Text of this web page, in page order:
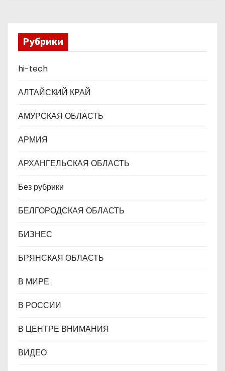
а
п
и
с
я
м
Рубрики
hi-tech
АЛТАЙСКИЙ КРАЙ
АМУРСКАЯ ОБЛАСТЬ
АРМИЯ
АРХАНГЕЛЬСКАЯ ОБЛАСТЬ
Без рубрики
БЕЛГОРОДСКАЯ ОБЛАСТЬ
БИЗНЕС
БРЯНСКАЯ ОБЛАСТЬ
В МИРЕ
В РОССИИ
В ЦЕНТРЕ ВНИМАНИЯ
ВИДЕО